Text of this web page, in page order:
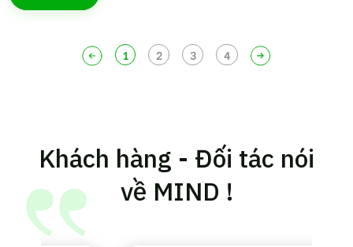
1 2 3 4
Khách hàng - Đối tác nói
về MIND !